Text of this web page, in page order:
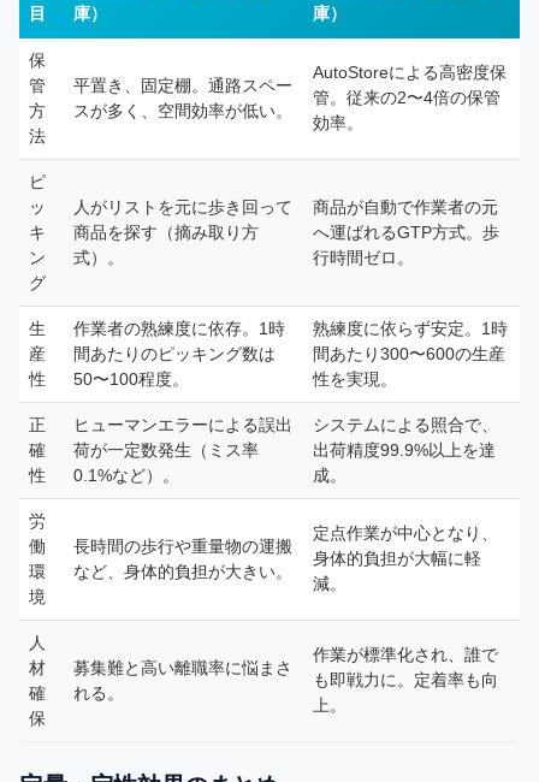
目
庫）
庫）
保
管
方
法
平置き、固定棚。通路スペー
スが多く、空間効率が低い。
AutoStoreによる高密度保
管。従来の2〜4倍の保管
効率。
ピ
ッ
キ
ン
グ
人がリストを元に歩き回って
商品を探す（摘み取り方
式）。
商品が自動で作業者の元
へ運ばれるGTP方式。歩
行時間ゼロ。
生
産
性
作業者の熟練度に依存。1時
間あたりのピッキング数は
50〜100程度。
熟練度に依らず安定。1時
間あたり300〜600の生産
性を実現。
正
確
性
ヒューマンエラーによる誤出
荷が一定数発生（ミス率
0.1%など）。
システムによる照合で、
出荷精度99.9%以上を達
成。
労
働
環
境
長時間の歩行や重量物の運搬
など、身体的負担が大きい。
定点作業が中心となり、
身体的負担が大幅に軽
減。
人
材
確
保
募集難と高い離職率に悩まさ
れる。
作業が標準化され、誰で
も即戦力に。定着率も向
上。